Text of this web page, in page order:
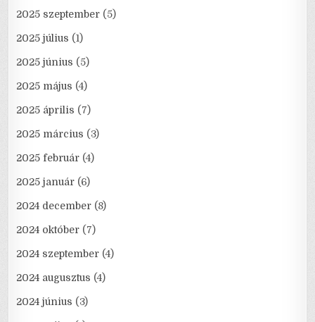
2025 szeptember (5)
2025 július (1)
2025 június (5)
2025 május (4)
2025 április (7)
2025 március (3)
2025 február (4)
2025 január (6)
2024 december (8)
2024 október (7)
2024 szeptember (4)
2024 augusztus (4)
2024 június (3)